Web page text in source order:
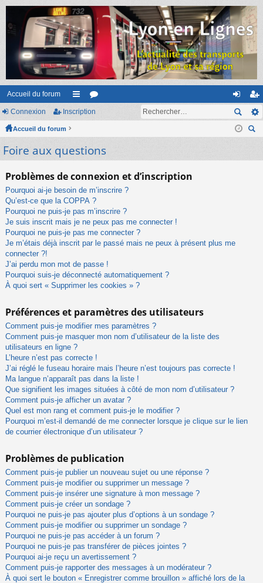
Accueil du forum
ac
ur
s
or
m
on
ne
ns
cri
Connexion Inscription
Accueil du forum
Foire aux questions
Problèmes de connexion et d’inscription
Pourquoi ai-je besoin de m’inscrire ?
Qu’est-ce que la COPPA ?
Pourquoi ne puis-je pas m’inscrire ?
Je suis inscrit mais je ne peux pas me connecter !
Pourquoi ne puis-je pas me connecter ?
Je m’étais déjà inscrit par le passé mais ne peux à présent plus me
connecter ?!
J’ai perdu mon mot de passe !
Pourquoi suis-je déconnecté automatiquement ?
À quoi sert « Supprimer les cookies » ?
Préférences et paramètres des utilisateurs
Comment puis-je modifier mes paramètres ?
Comment puis-je masquer mon nom d’utilisateur de la liste des
utilisateurs en ligne ?
L’heure n’est pas correcte !
J’ai réglé le fuseau horaire mais l’heure n’est toujours pas correcte !
Ma langue n’apparaît pas dans la liste !
Que signifient les images situées à côté de mon nom d’utilisateur ?
Comment puis-je afficher un avatar ?
Quel est mon rang et comment puis-je le modifier ?
Pourquoi m’est-il demandé de me connecter lorsque je clique sur le lien
de courrier électronique d’un utilisateur ?
Problèmes de publication
Comment puis-je publier un nouveau sujet ou une réponse ?
Comment puis-je modifier ou supprimer un message ?
Comment puis-je insérer une signature à mon message ?
Comment puis-je créer un sondage ?
Pourquoi ne puis-je pas ajouter plus d’options à un sondage ?
Comment puis-je modifier ou supprimer un sondage ?
Pourquoi ne puis-je pas accéder à un forum ?
Pourquoi ne puis-je pas transférer de pièces jointes ?
Pourquoi ai-je reçu un avertissement ?
Comment puis-je rapporter des messages à un modérateur ?
À quoi sert le bouton « Enregistrer comme brouillon » affiché lors de la